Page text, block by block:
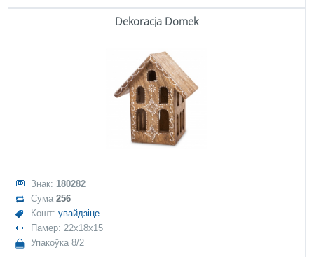
Dekoracja Domek
Знак: 180282
Сума256
Кошт:увайдзіце
Памер: 22x18x15
Упакоўка 8/2